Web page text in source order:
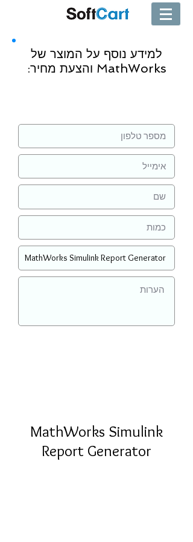
למידע נוסף על המוצר של
MathWorks והצעת מחיר:
MathWorks Simulink
Report Generator